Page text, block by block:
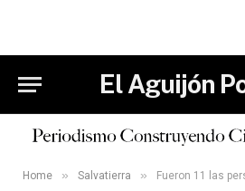
El Aguijón
Home » Salvatierra » Fueron 11 las personas asesinadas